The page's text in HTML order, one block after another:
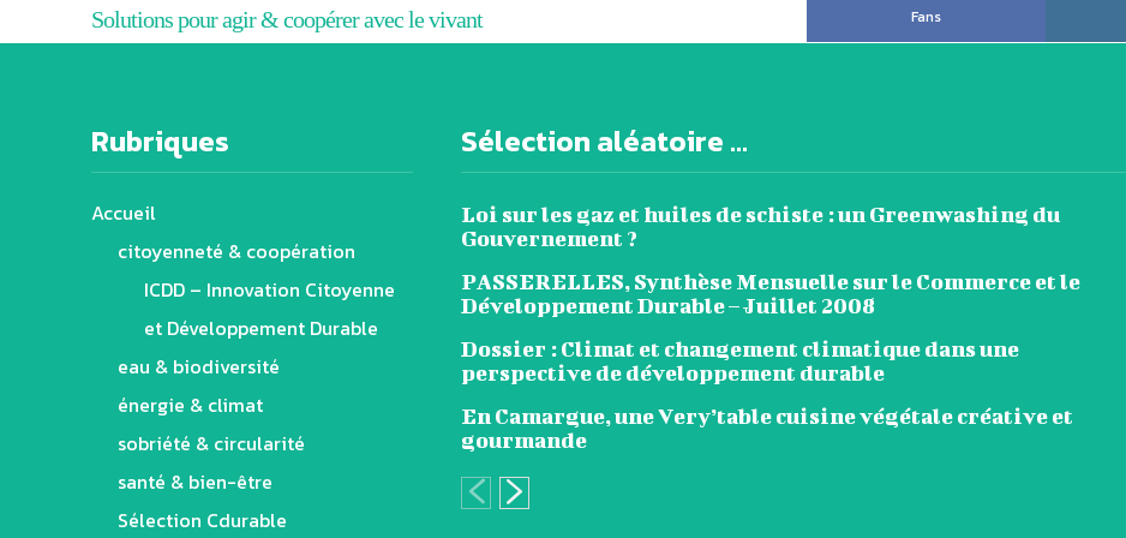
Solutions pour agir & coopérer avec le vivant
Fans
Rubriques
Accueil
citoyenneté & coopération
ICDD – Innovation Citoyenne
et Développement Durable
eau & biodiversité
énergie & climat
sobriété & circularité
santé & bien-être
Sélection Cdurable
Sélection aléatoire ...
Loi sur les gaz et huiles de schiste : un Greenwashing du
Gouvernement ?
PASSERELLES, Synthèse Mensuelle sur le Commerce et le
Développement Durable – Juillet 2008
Dossier : Climat et changement climatique dans une
perspective de développement durable
En Camargue, une Very’table cuisine végétale créative et
gourmande